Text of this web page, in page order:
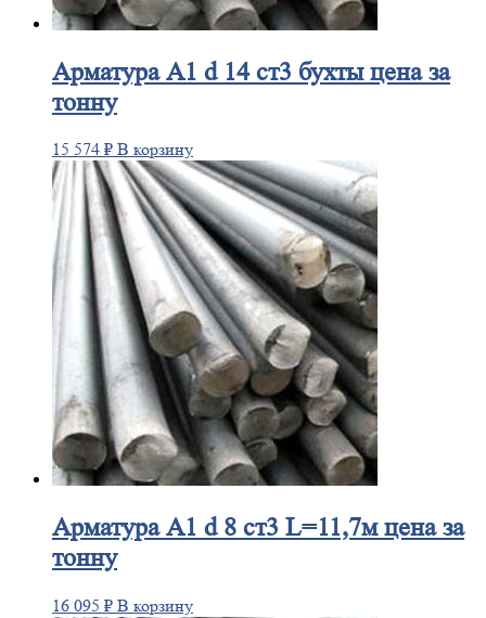
АрматураА1 d 14 ст3 бухты цена за
тонну
15 574 ₽ В корзину
АрматураА1 d 8 ст3 L=11,7м цена за
тонну
16 095 ₽ В корзину